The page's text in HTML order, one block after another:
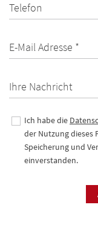
Telefon
E-Mail Adresse *
Ihre Nachricht
Ich habe die
der Nutzung dieses
Speicherung und
einverstanden.